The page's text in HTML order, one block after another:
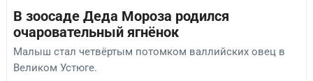
В зоосаде Деда Мороза родился
очаровательный ягнёнок
Малыш стал четвёртым потомком валлийских овец в
Великом Устюге.